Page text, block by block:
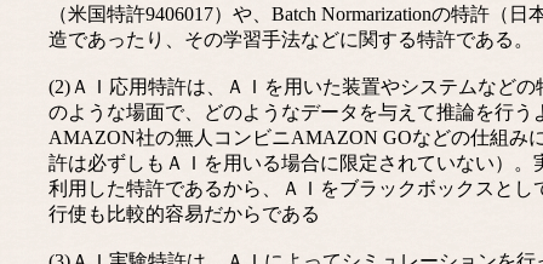
（米国特許9406017）や、Batch Normarizationの特許（
造であったり、その学習手法などに関する特許である。
(2)ＡＩ応用特許は、ＡＩを用いた装置やシステムなど
のような場面で、どのようなデータを与えて推論を行
AMAZON社の無人コンビニAMAZON GOなどの仕組み
許は必ずしもＡＩを用いる場合に限定されていない）
利用した特許であるから、ＡＩをブラックボックスと
行使も比較的容易だからである